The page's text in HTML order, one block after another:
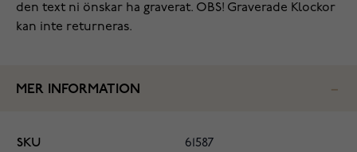
den text ni önskar ha graverat. OBS! Graverade Klockor
kan inte returneras.
MER INFORMATION
SKU 61587